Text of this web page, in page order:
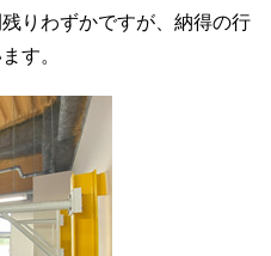
りわずかですが、納得の行
す。